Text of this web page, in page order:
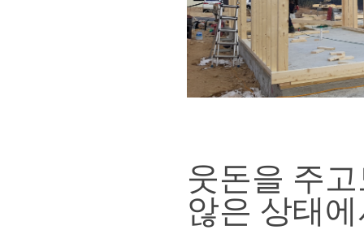
웃돈을 주
않은 상태